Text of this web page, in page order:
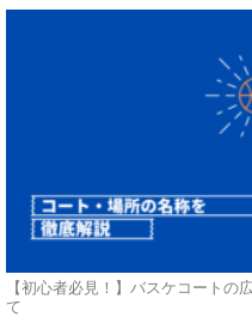
【初心者必見！】バスケコートの
て